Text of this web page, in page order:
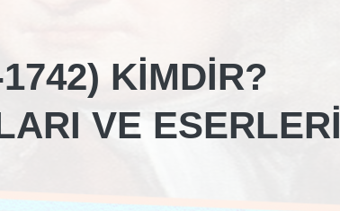
KIMDIR?
VE ESERLERI